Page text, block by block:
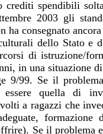
crediti spendibili
2003 gli
ha consegnato
dello Stato e
di istruzione/
in una situazione
9/99. Se il
essere quella di
a ragazzi che
formazione
Se il problema